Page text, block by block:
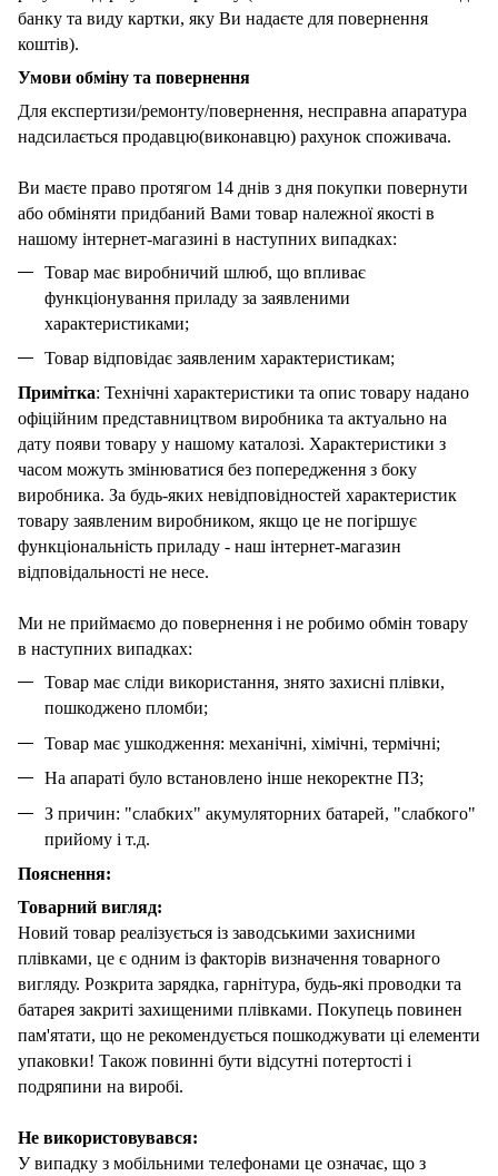
банку та виду картки, яку Ви надаєте для повернення
коштів).
Умови обміну та повернення
Для експертизи/ремонту/повернення, несправна апаратура
надсилається продавцю(виконавцю) рахунок споживача.
Ви маєте право протягом 14 днів з дня покупки повернути
або обміняти придбаний Вами товар належної якості в
нашому інтернет-магазині в наступних випадках:
Товар має виробничий шлюб, що впливає
функціонування приладу за заявленими
характеристиками;
Товар відповідає заявленим характеристикам;
Примітка: Технічні характеристики та опис товару надано
офіційним представництвом виробника та актуально на
дату появи товару у нашому каталозі. Характеристики з
часом можуть змінюватися без попередження з боку
виробника. За будь-яких невідповідностей характеристик
товару заявленим виробником, якщо це не погіршує
функціональність приладу - наш інтернет-магазин
відповідальності не несе.
Ми не приймаємо до повернення і не робимо обмін товару
в наступних випадках:
Товар має сліди використання, знято захисні плівки,
пошкоджено пломби;
Товар має ушкодження: механічні, хімічні, термічні;
На апараті було встановлено інше некоректне ПЗ;
З причин: "слабких" акумуляторних батарей, "слабкого"
прийому і т.д.
Пояснення:
Товарний вигляд:
Новий товар реалізується із заводськими захисними
плівками, це є одним із факторів визначення товарного
вигляду. Розкрита зарядка, гарнітура, будь-які проводки та
батарея закриті захищеними плівками. Покупець повинен
пам'ятати, що не рекомендується пошкоджувати ці елементи
упаковки! Також повинні бути відсутні потертості і
подряпини на виробі.
Не використовувався:
У випадку з мобільними телефонами це означає, що з